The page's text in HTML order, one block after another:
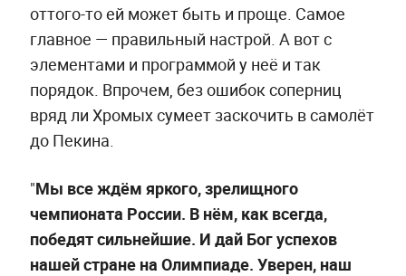
оттого-то ей может быть и проще. Самое
главное — правильный настрой. А вот с
элементами и программой у неё и так
порядок. Впрочем, без ошибок соперниц
вряд ли Хромых сумеет заскочить в самолёт
до Пекина.
"Мы все ждём яркого, зрелищного
чемпионата России. В нём, как всегда,
победят сильнейшие. И дай Бог успехов
нашей стране на Олимпиаде. Уверен, наш